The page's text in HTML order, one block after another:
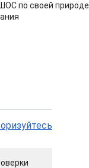
по своей природе